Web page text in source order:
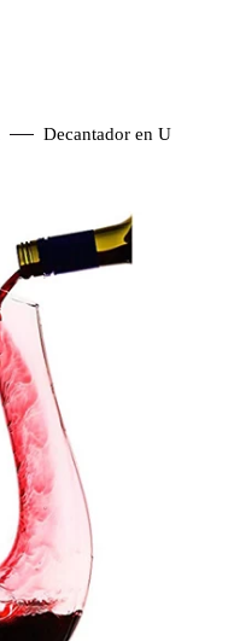
Decantador en U